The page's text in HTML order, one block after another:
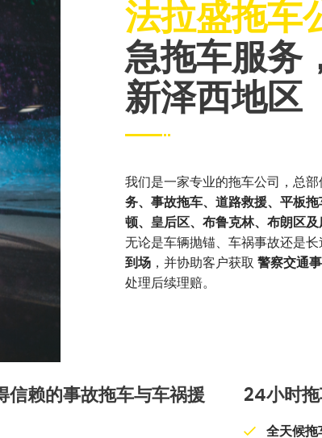
法拉盛拖车
急拖车服务
新泽西地区
我们是一家专业的拖车公司，总
务、事故拖车、道路救援、平板拖
顿、皇后区、布鲁克林、布朗区及
无论是车辆抛锚、车祸事故还是
到场 ，并协助客户获取警察交通
处理后续理赔。
信赖的事故拖车与车祸援
24小时拖
全天候拖